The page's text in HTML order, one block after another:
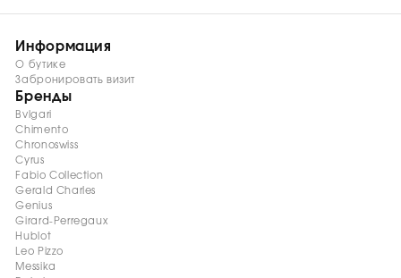
Информация
О бутике
Забронировать визит
Бренды
Bvlgari
Chimento
Chronoswiss
Cyrus
Fabio Collection
Gerald Charles
Genius
Girard-Perregaux
Hublot
Leo Pizzo
Messika